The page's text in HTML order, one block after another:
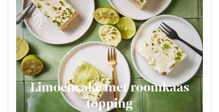
Limoencake met roomkaas
topping